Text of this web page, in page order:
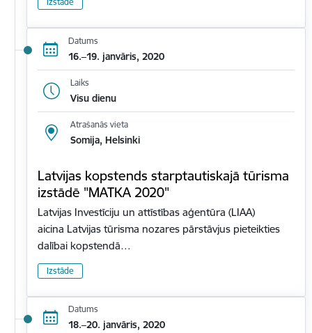
Datums
16.–19. janvāris, 2020
Laiks
Visu dienu
Atrašanās vieta
Somija, Helsinki
Latvijas kopstends starptautiskajā tūrisma
izstādē "MATKA 2020"
Latvijas Investīciju un attīstības aģentūra (LIAA)
aicina Latvijas tūrisma nozares pārstāvjus pieteikties
dalībai kopstendā…
Izstāde
Datums
18.–20. janvāris, 2020